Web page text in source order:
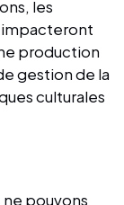
les
impacteront
production
gestion de la
culturales
ne pouvons